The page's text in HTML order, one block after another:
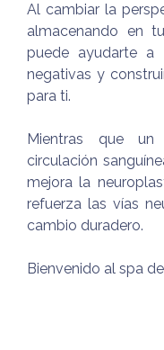
Al cambiar la
almacenando en
puede ayudarte a
negativas y
para ti.
Mientras que
circulación
mejora la
refuerza las vías
cambio duradero.
Bienvenido al spa